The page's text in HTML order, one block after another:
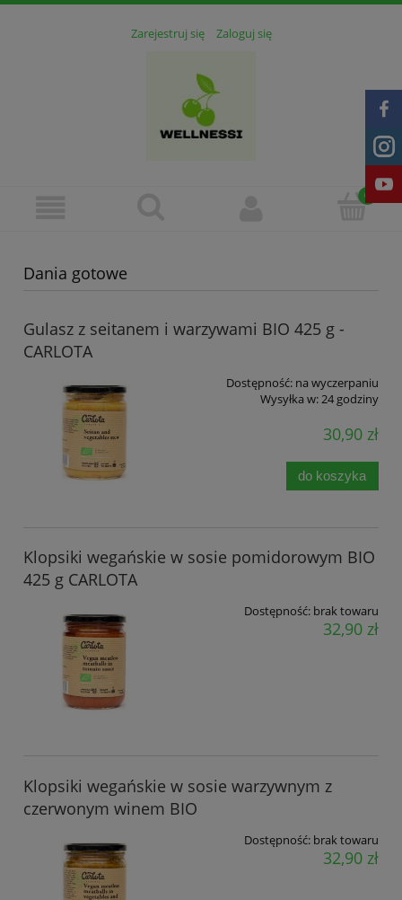
Zarejestruj się Zaloguj się
Dania gotowe
Gulasz z seitanem i warzywami BIO 425 g -
CARLOTA
Dostępność: na wyczerpaniu
Wysyłka w:24 godziny
30,90 zł
do koszyka
Klopsiki wegańskie w sosie pomidorowym BIO
425 g CARLOTA
Dostępność: brak towaru
32,90 zł
Klopsiki wegańskie w sosie warzywnym z
czerwonym winem BIO
Dostępność: brak towaru
32,90 zł